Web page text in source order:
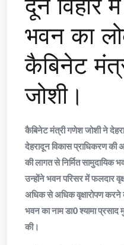
भवन का
कैबिनेट
जोशी।
कैबिनेट मंत्री गणेश जोशी ने
देहरादून विकास प्राधिकरण
की लागत से निर्मित सामुदायिक
उन्होंने भवन परिसर में फलदार
अधिक से अधिक वृक्षारोपण करने
भवन का नाम डा0 श्यामा
की।